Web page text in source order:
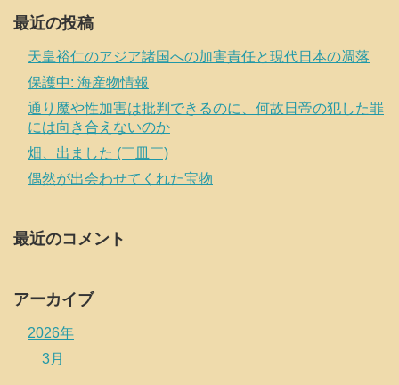
最近の投稿
天皇裕仁のアジア諸国への加害責任と現代日本の凋落
保護中: 海産物情報
通り魔や性加害は批判できるのに、何故日帝の犯した罪
には向き合えないのか
畑、出ました (￣皿￣)
偶然が出会わせてくれた宝物
最近のコメント
アーカイブ
2026年
3月